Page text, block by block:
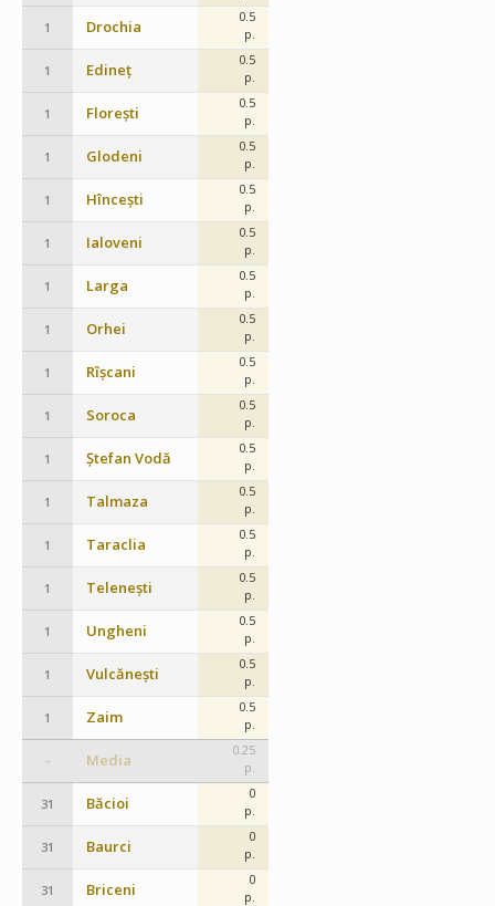
1 Drochia
0.5
p.
1 Edineț
0.5
p.
1 Florești
0.5
p.
1 Glodeni
0.5
p.
1 Hîncești
0.5
p.
1 Ialoveni
0.5
p.
1 Larga
0.5
p.
1 Orhei
0.5
p.
1 Rîșcani
0.5
p.
1 Soroca
0.5
p.
1 Ștefan Vodă
0.5
p.
1 Talmaza
0.5
p.
1 Taraclia
0.5
p.
1 Telenești
0.5
p.
1 Ungheni
0.5
p.
1 Vulcănești
0.5
p.
1 Zaim
0.5
p.
– Media
0.25
p.
31 Băcioi
0
p.
31 Baurci
0
p.
31 Briceni
0
p.